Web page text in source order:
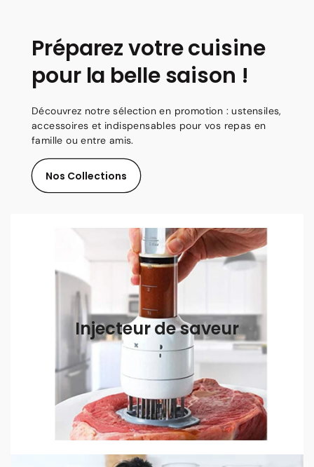
Préparez votre cuisine
pour la belle saison !
Découvrez notre sélection en promotion : ustensiles,
accessoires et indispensables pour vos repas en
famille ou entre amis.
Nos Collections
Injecteur de saveur